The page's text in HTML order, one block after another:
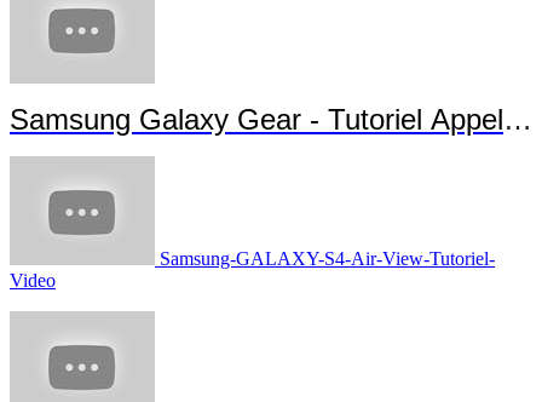
Samsung Galaxy Gear - Tutoriel Appels
Samsung-GALAXY-S4-Air-View-Tutoriel-
Video